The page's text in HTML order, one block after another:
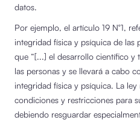
datos.
Por ejemplo, el artículo 19 N°1,
integridad física y psíquica de las
que “[...] el desarrollo científico y
las personas y se llevará a cabo
integridad física y psíquica. La
condiciones y restricciones para
debiendo resguardar